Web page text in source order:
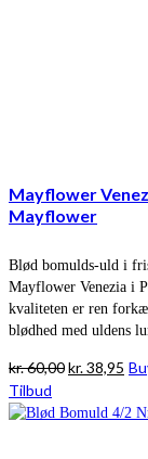
Mayflower
Mayflower
Blød bomulds-uld i
Mayflower Venezia i
kvaliteten er ren
blødhed med uldens
kr.60,00Den
pris
kr.38,95
pris
Tilbud